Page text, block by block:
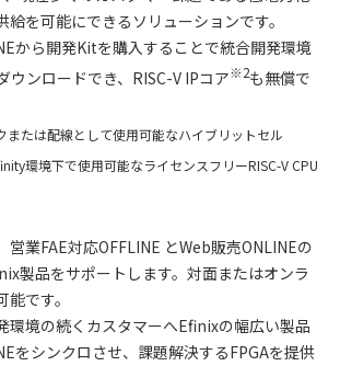
給を可能にできるソリューションです。
から開発Kitを購入することで統合開発環境
ウンロードでき、RISC-V IPコア※2も無償で
または配線として使用可能なハイブリットセル
環境下で使用可能なライセンスフリーRISC-V CPU
業FAE対応OFFLINE とWeb販売ONLINEの
製品をサポートします。対面またはオンラ
能です。
環境の続くカスタマーへEfinixの幅広い製品
をシンクロさせ、課題解決するFPGAを提供